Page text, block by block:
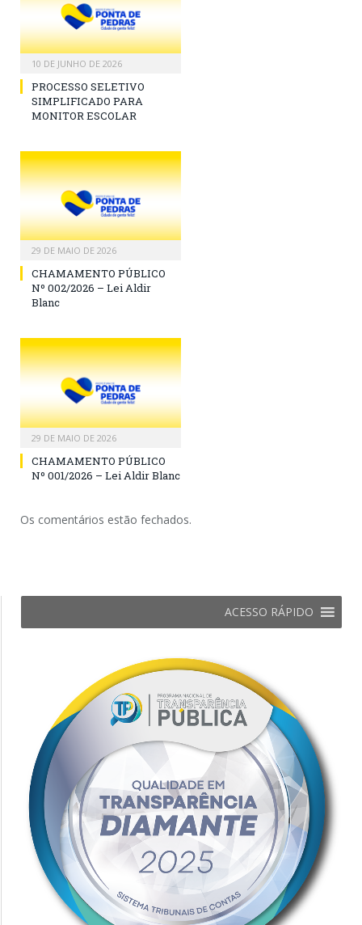
10 DE JUNHO DE 2026
PROCESSO SELETIVO
SIMPLIFICADO PARA
MONITOR ESCOLAR
29 DE MAIO DE 2026
CHAMAMENTO PÚBLICO
Nº 002/2026 – Lei Aldir
Blanc
29 DE MAIO DE 2026
CHAMAMENTO PÚBLICO
Nº 001/2026 – Lei Aldir Blanc
Os comentários estão fechados.
ACESSO RÁPIDO